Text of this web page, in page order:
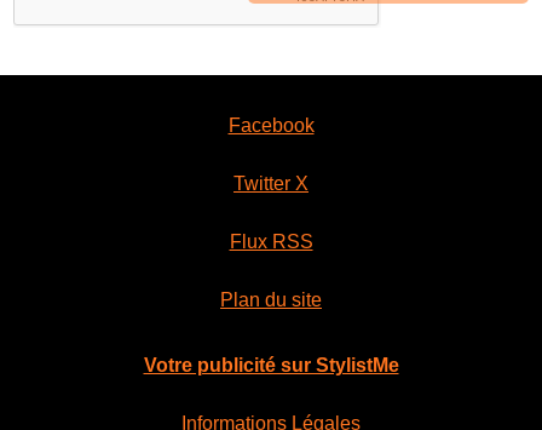
Facebook
Twitter X
Flux RSS
Plan du site
Votre publicité sur StylistMe
Informations Légales